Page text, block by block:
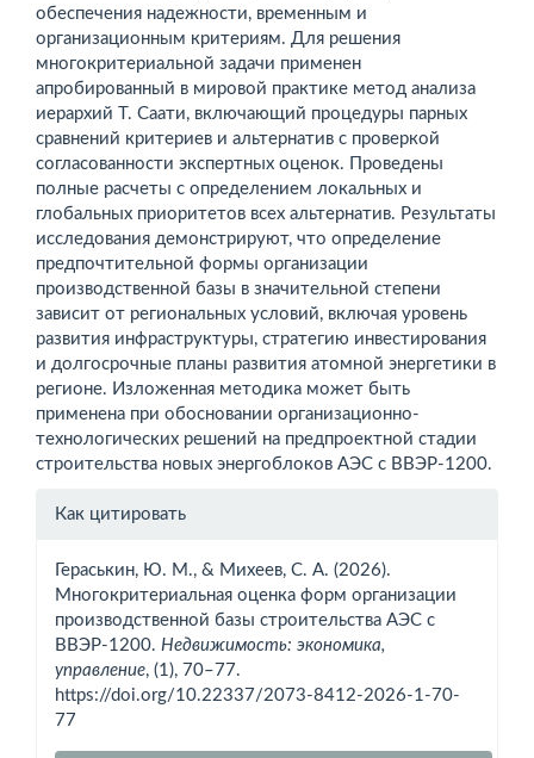
обеспечения надежности, временным и
организационным критериям. Для решения
многокритериальной задачи применен
апробированный в мировой практике метод анализа
иерархий Т. Саати, включающий процедуры парных
сравнений критериев и альтернатив с проверкой
согласованности экс­пертных оценок. Проведены
полные расчеты с определением локальных и
глобальных приоритетов всех альтернатив. Результаты
исследования демонстрируют, что определение
предпочтительной формы организации
производственной базы в значительной степени
зависит от региональных условий, включая уровень
развития инфраструктуры, стратегию инвестирования
и долгосрочные планы развития атомной энергетики в
регионе. Изложенная методика может быть
применена при обосновании организационно-
технологических решений на предпроектной стадии
строительства новых энергоблоков АЭС с ВВЭР-1200.
Информация
Как цитировать
Гераськин, Ю. М., & Михеев, С. А. (2026).
Многокритериальная оценка форм организации
производственной базы строительства АЭС с
ВВЭР-1200. Недвижимость: экономика,
управление, (1), 70–77.
https://doi.org/10.22337/2073-8412-2026-1-70-
77